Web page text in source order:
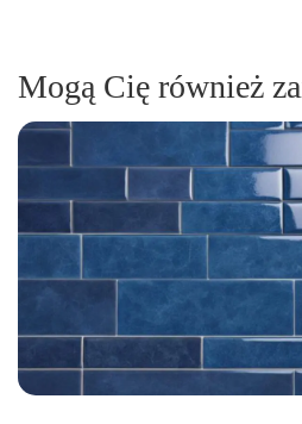
Mogą Cię również